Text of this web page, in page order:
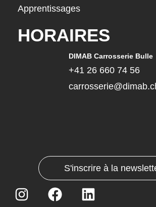
Apprentissages
HORAIRES
DIMAB Carrosserie Bulle
+41 26 660 74 56
S'inscrire à la